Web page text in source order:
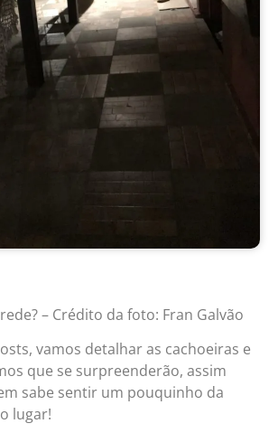
– Crédito da foto: Fran Galvão
vamos detalhar as cachoeiras e
que se surpreenderão, assim
sabe sentir um pouquinho da
lugar!